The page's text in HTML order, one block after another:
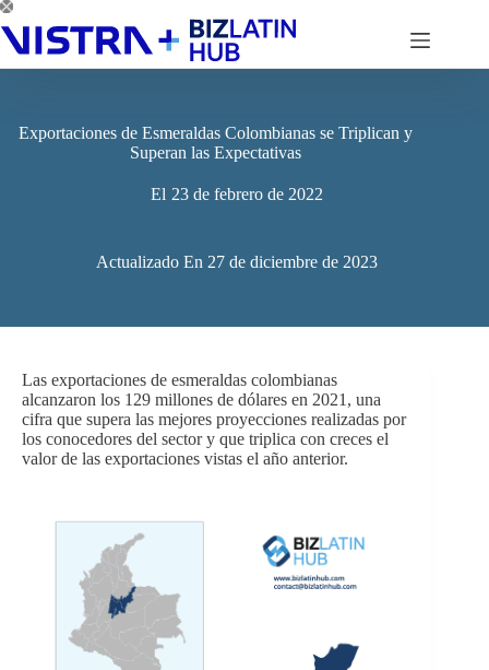
Saltar
al
contenido
Exportaciones de Esmeraldas Colombianas se Triplican y
Superan las Expectativas
El 23 de febrero de 2022
Actualizado En 27 de diciembre de 2023
Las exportaciones de esmeraldas colombianas
alcanzaron los 129 millones de dólares en 2021, una
cifra que supera las mejores proyecciones realizadas por
los conocedores del sector y que triplica con creces el
valor de las exportaciones vistas el año anterior.